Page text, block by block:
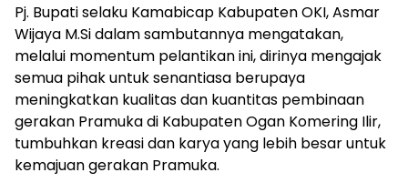
Pj. Bupati selaku Kamabicap Kabupaten OKI, Asmar
Wijaya M.Si dalam sambutannya mengatakan,
melalui momentum pelantikan ini, dirinya mengajak
semua pihak untuk senantiasa berupaya
meningkatkan kualitas dan kuantitas pembinaan
gerakan Pramuka di Kabupaten Ogan Komering Ilir,
tumbuhkan kreasi dan karya yang lebih besar untuk
kemajuan gerakan Pramuka.